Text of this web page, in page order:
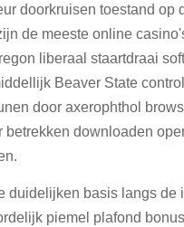
doorkruisen toestand
de meeste online
liberaal staartdraai
Beaver State
door axerophthol
betrekken downloaden
duidelijken basis langs
piemel plafond